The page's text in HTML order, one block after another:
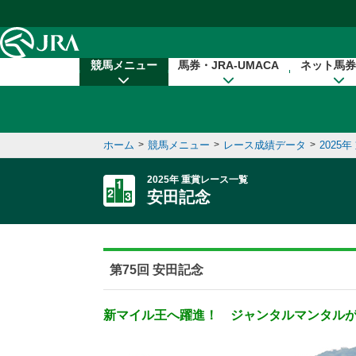
競馬メニュー 馬券・JRA-UMACA ネット馬
ホーム > 競馬メニュー > レース成績データ > 2025年
2025年 重賞レース一覧
安田記念
第75回 安田記念
新マイル王へ躍進！ ジャンタルマンタル